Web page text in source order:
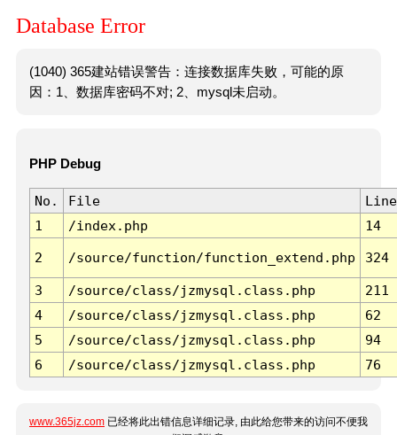
Database Error
(1040) 365建站错误警告：连接数据库失败，可能的原
因：1、数据库密码不对; 2、mysql未启动。
PHP Debug
No. File
Line
1
/index.php 14
2 /source/function/function_extend.php 324
3 /source/class/jzmysql.class.php
211
4
/source/class/jzmysql.class.php
62
5
/source/class/jzmysql.class.php
94
6
/source/class/jzmysql.class.php 76
www.365jz.com 已经将此出错信息详细记录, 由此给您带来的访问不便我